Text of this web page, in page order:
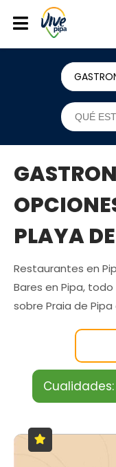
PLAYA
Restaurantes en
Bares en Pipa,
sobre Praia de Pipa
Cualidades: